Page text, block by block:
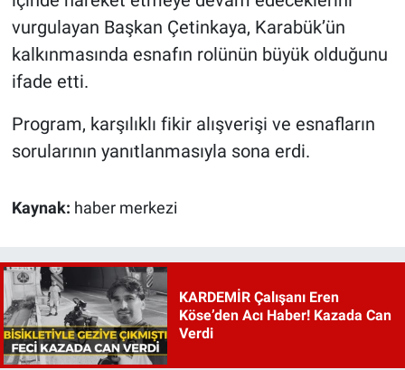
vurgulayan Başkan Çetinkaya, Karabük’ün
kalkınmasında esnafın rolünün büyük olduğunu
ifade etti.
Program, karşılıklı fikir alışverişi ve esnafların
sorularının yanıtlanmasıyla sona erdi.
Kaynak: haber merkezi
KARDEMİR Çalışanı Eren
Köse’den Acı Haber! Kazada Can
Verdi